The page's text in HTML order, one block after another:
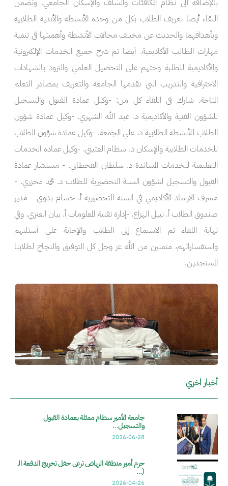
بالإضافة الى نظام المكافئات والسلف والإسكان الجامعي. وتضمن
اللقاء أيضا تعريف الطلاب بكل من وحدة الأنشطة والأندية الطلابية
وبأهدافهما والحديث عن مختلف مجالات الأنشطة وأهميتها في تنمية
مهارات الطالب الأكاديمية. أيضا تم شرح جميع الخدمات الإلكترونية
والأكاديمية للطلبة وحثهم على التحصيل العلمي والتزود بالشهادات
الاحترافية والتدريب التي تقدمها الجامعة والتعريف بمصادر التعلم
المتاحة. شارك في اللقاء كل من: -وكيل عمادة القبول والتسجيل
للشؤون الفنية والأكاديمية د. عبد الله الشهري. -وكيل عمادة شؤون
الطلاب للأنشطة الطلابية د. علي الجمعة. -وكيل عمادة شؤون الطلاب
للخدمات الطلابية والإسكان د. سطام العتيبي. -وكيل عمادة الخدمات
التعليمية للخدمات المساندة د. سلطان القحطاني. - مستشار عمادة
القبول والتسجيل لشؤون السنة التحضيرية للطلاب د. محمد محزري. -
مشرف الارشاد الأكاديمي في السنة التحضيرية أ. حسام بدوي - مدير
صندوق الطلاب أ. نبيل الهزاع. -إدارة تقنية المعلومات أ. بيان العنزي. وفي
نهاية اللقاء تم الاستماع إلى الطلاب والإجابة على أسئلتهم
واستفساراتهم، متمنين من الله عز وجل كل التوفيق والنجاح لطلابنا
المستجدين.
الصورة
الصورة
أخبار اخري
جامعة الأمير سطام ممثلة بعمادة القبول
والتسجيل…
2026-06-28
حرم أمير منطقة الرياض ترعى حفل تخريج الدفعة الـ
(…
2026-04-26